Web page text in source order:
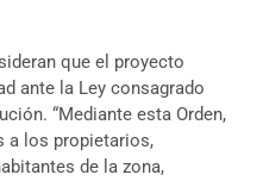
que el proyecto
ante la Ley consagrado
“Mediante esta Orden,
a los propietarios,
de la zona,